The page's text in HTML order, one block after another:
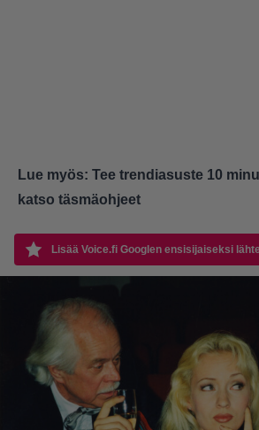
Lue myös: Tee trendiasuste 10
katso täsmäohjeet
Lisää Voice.fi Googlen ensisijaiseksi